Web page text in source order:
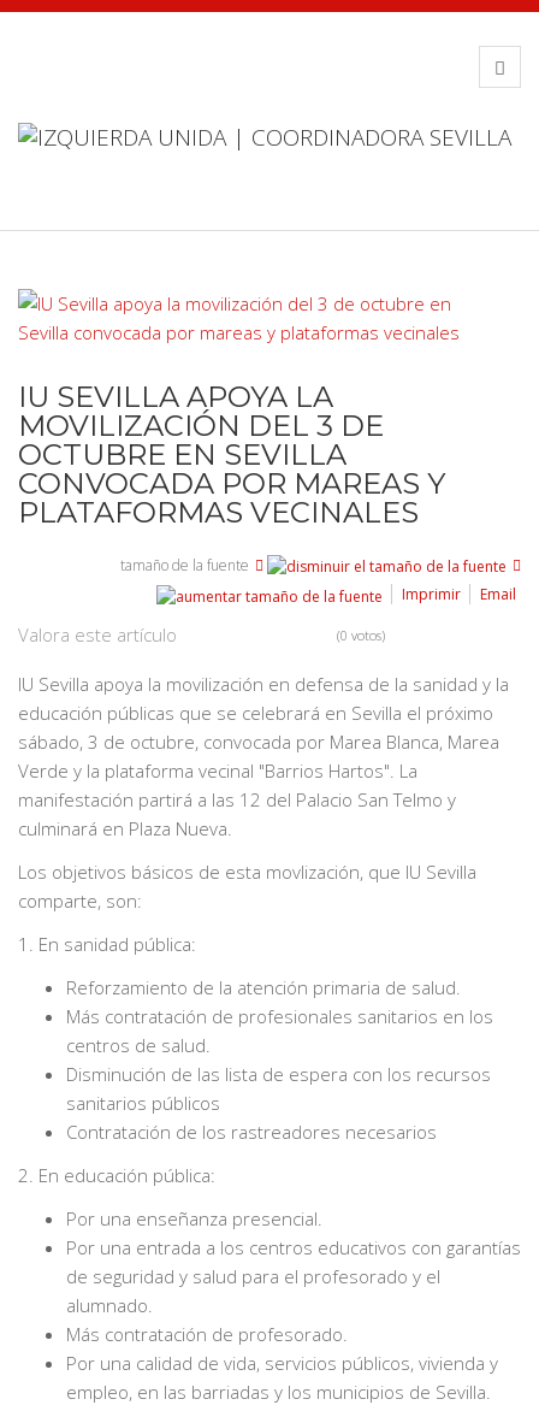
IU SEVILLA APOYA LA
MOVILIZACIÓN DEL 3 DE
OCTUBRE EN SEVILLA
CONVOCADA POR MAREAS Y
PLATAFORMAS VECINALES
tamaño de la fuente
Imprimir
Email
Valora este artículo (0 votos)
IU Sevilla apoya la movilización en defensa de la sanidad y la
educación públicas que se celebrará en Sevilla el próximo
sábado, 3 de octubre, convocada por Marea Blanca, Marea
Verde y la plataforma vecinal "Barrios Hartos". La
manifestación partirá a las 12 del Palacio San Telmo y
culminará en Plaza Nueva.
Los objetivos básicos de esta movlización, que IU Sevilla
comparte, son:
1. En sanidad pública:
Reforzamiento de la atención primaria de salud.
Más contratación de profesionales sanitarios en los
centros de salud.
Disminución de las lista de espera con los recursos
sanitarios públicos
Contratación de los rastreadores necesarios
2. En educación pública:
Por una enseñanza presencial.
Por una entrada a los centros educativos con garantías
de seguridad y salud para el profesorado y el
alumnado.
Más contratación de profesorado.
Por una calidad de vida, servicios públicos, vivienda y
empleo, en las barriadas y los municipios de Sevilla.